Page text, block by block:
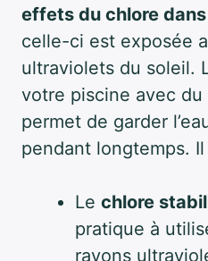
effets du chlore
celle-ci est exposée
ultraviolets du soleil.
votre piscine avec
permet de garder
pendant longtemps.
Le chlore
pratique à
rayons